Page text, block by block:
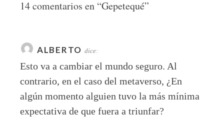
14 comentarios en “Gepetequé”
ALBERTO dice:
Esto va a cambiar el mundo seguro. Al
contrario, en el caso del metaverso, ¿En
algún momento alguien tuvo la más mínima
expectativa de que fuera a triunfar?